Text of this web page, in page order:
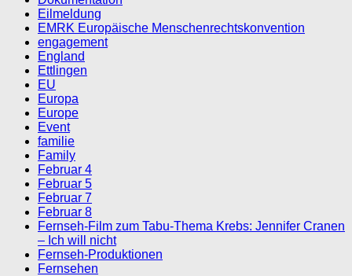
Eilmeldung
EMRK Europäische Menschenrechtskonvention
engagement
England
Ettlingen
EU
Europa
Europe
Event
familie
Family
Februar 4
Februar 5
Februar 7
Februar 8
Fernseh-Film zum Tabu-Thema Krebs: Jennifer Cranen
– Ich will nicht
Fernseh-Produktionen
Fernsehen